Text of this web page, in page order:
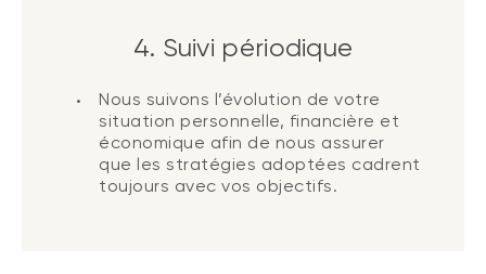
4. Suivi périodique
Nous suivons l’évolution de votre
situation personnelle, financière et
économique afin de nous assurer
que les stratégies adoptées cadrent
toujours avec vos objectifs.